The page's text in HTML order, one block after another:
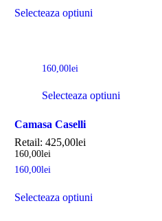
Selecteaza optiuni
160,00lei
Selecteaza optiuni
Camasa Caselli
Retail: 425,00lei
160,00lei
160,00lei
Selecteaza optiuni